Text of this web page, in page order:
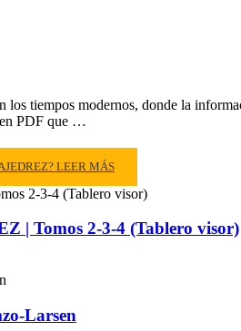
los tiempos modernos, donde la
en PDF que …
LEER MÁS
| Tomos 2-3-4 (Tablero visor)
Larsen